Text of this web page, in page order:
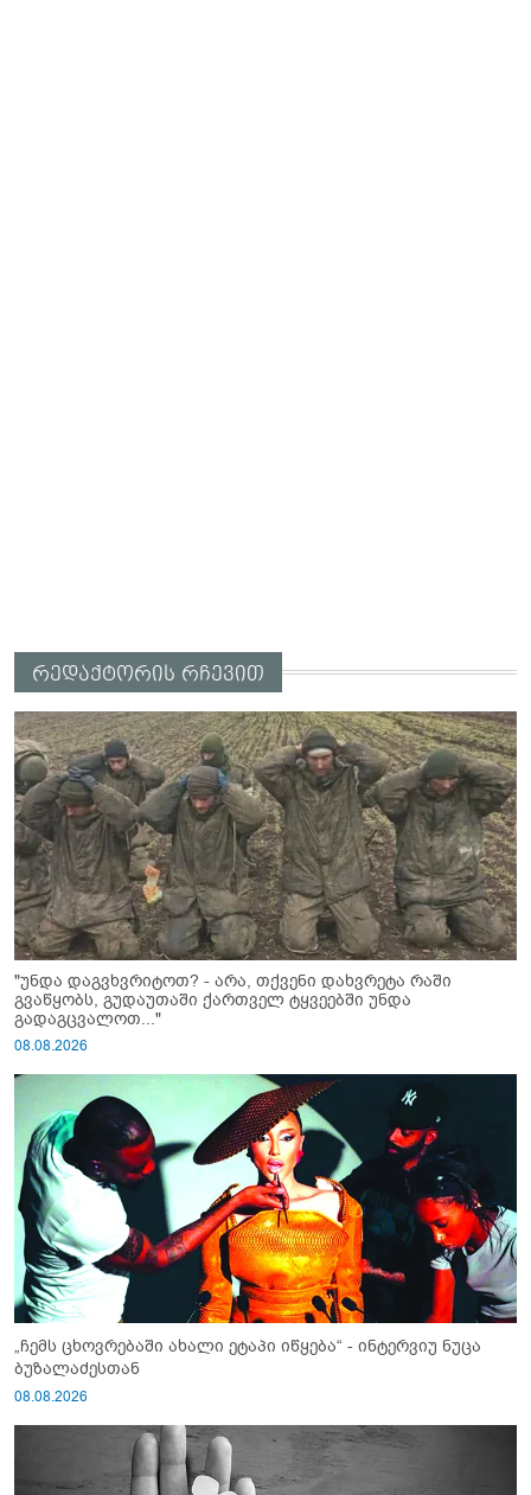
რედაქტორის რჩევით
"უნდა დაგვხვრიტოთ? - არა, თქვენი დახვრეტა რაში
გვაწყობს, გუდაუთაში ქართველ ტყვეებში უნდა
გადაგცვალოთ..."
08.08.2026
„ჩემს ცხოვრებაში ახალი ეტაპი იწყება“ - ინტერვიუ ნუცა
ბუზალაძესთან
08.08.2026